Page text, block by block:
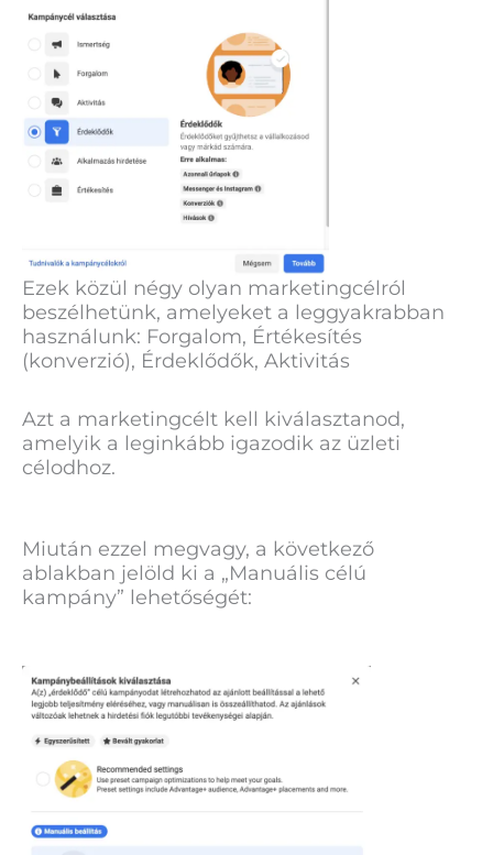
Ezek közül négy olyan marketingcélról
beszélhetünk, amelyeket a leggyakrabban
használunk: Forgalom, Értékesítés
(konverzió), Érdeklődők, Aktivitás
Azt a marketingcélt kell kiválasztanod,
amelyik a leginkább igazodik az üzleti
célodhoz.
Miután ezzel megvagy, a következő
ablakban jelöld ki a „Manuális célú
kampány” lehetőségét: